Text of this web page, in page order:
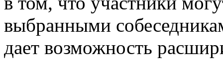
выбранными
дает возможность